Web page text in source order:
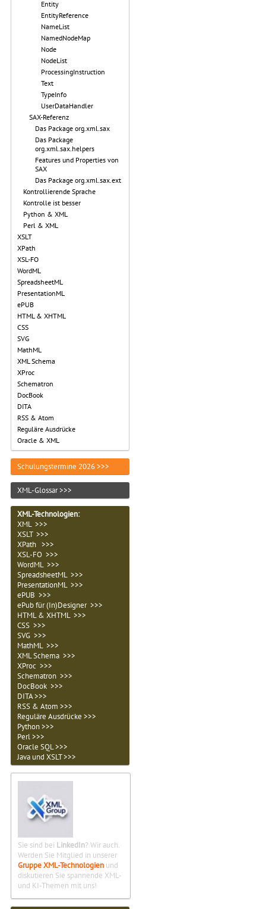
Entity
EntityReference
NameList
NamedNodeMap
Node
NodeList
ProcessingInstruction
Text
TypeInfo
UserDataHandler
SAX-Referenz
Das Package org.xml.sax
Das Package
org.xml.sax.helpers
Features und Properties von
SAX
Das Package org.xml.sax.ext
Kontrollierende Sprache
Kontrolle ist besser
Python & XML
Perl & XML
XSLT
XPath
XSL-FO
WordML
SpreadsheetML
PresentationML
ePUB
HTML & XHTML
CSS
SVG
MathML
XML Schema
XProc
Schematron
DocBook
DITA
RSS & Atom
Reguläre Ausdrücke
Oracle & XML
Schulungstermine 2026 >>>
XML-Glossar >>>
XML-Technologien:
XML >>>
XSLT >>>
XPath >>>
XSL-FO >>>
WordML >>>
SpreadsheetML >>>
PresentationML >>>
ePUB >>>
ePub für (In)Designer >>>
HTML & XHTML >>>
CSS >>>
SVG >>>
MathML >>>
XML Schema >>>
XProc >>>
Schematron >>>
DocBook >>>
DITA >>>
RSS & Atom >>>
Reguläre Ausdrücke >>>
Python >>>
Perl >>>
Oracle SQL >>>
Java und XSLT >>>
Sie sind bei LinkedIn? Wir auch.
Werden Sie Mitglied in unserer
Gruppe XML-Technologien und
diskutieren Sie spannende XML-
und KI-Themen mit uns!